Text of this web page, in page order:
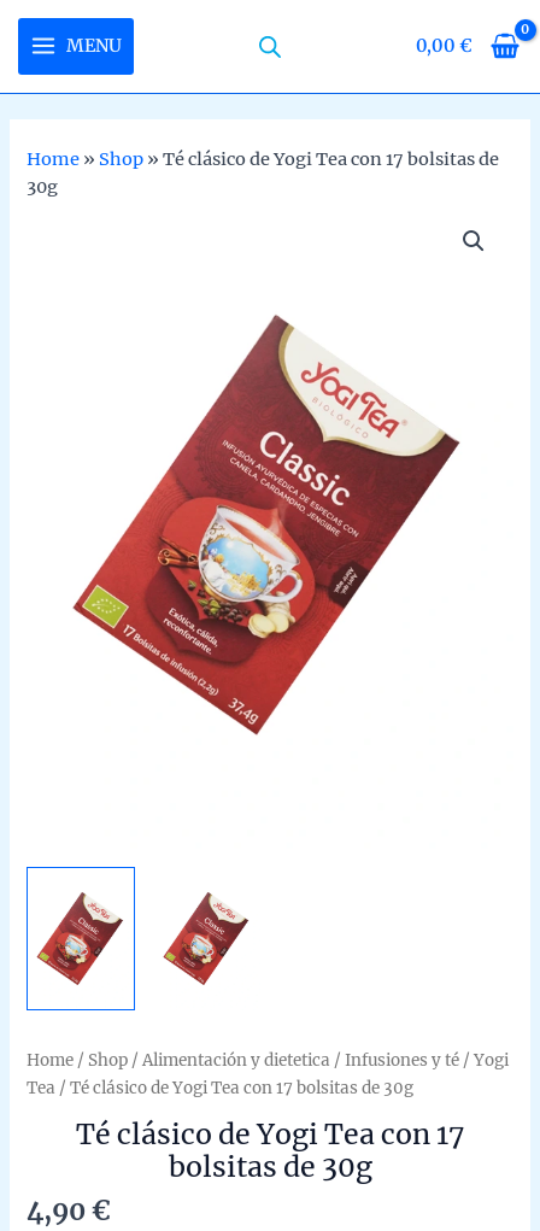
content
MENU 0,00€
Home » Shop »Té clásico de Yogi Tea con 17 bolsitas de
30g
Home / Shop /Alimentación y dietetica /Infusiones y té /Yogi
Tea / Té clásico de Yogi Tea con 17 bolsitas de 30g
Té clásico de Yogi Tea con 17
bolsitas de 30g
4,90€